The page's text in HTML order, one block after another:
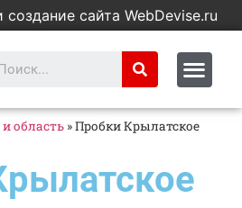
создание сайта WebDevise.ru
область »Пробки Крылатское